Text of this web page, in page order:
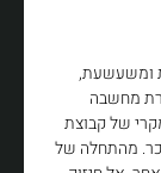
ומשעשעת,
מחשבה
של קבוצת
מהתחלה של